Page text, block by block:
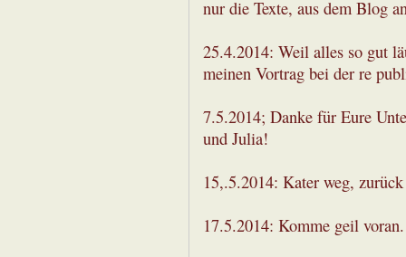
nur die Texte, aus dem Blog
25.4.2014: Weil alles so gut
meinen Vortrag bei der re
7.5.2014; Danke für Eure
und Julia!
15,.5.2014: Kater weg,
17.5.2014: Komme geil